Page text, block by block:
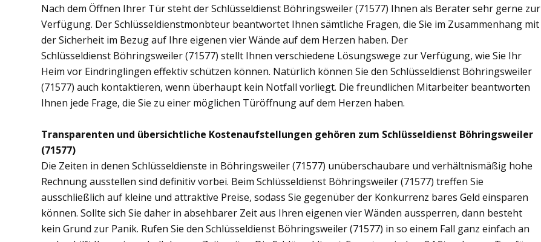
Nach dem Öffnen Ihrer Tür steht der Schlüsseldienst Böhringsweiler (71577) Ihnen als Berater sehr gerne zur
Verfügung. Der Schlüsseldienstmonbteur beantwortet Ihnen sämtliche Fragen, die Sie im Zusammenhang mit
der Sicherheit im Bezug auf Ihre eigenen vier Wände auf dem Herzen haben. Der
Schlüsseldienst Böhringsweiler (71577) stellt Ihnen verschiedene Lösungswege zur Verfügung, wie Sie Ihr
Heim vor Eindringlingen effektiv schützen können. Natürlich können Sie den Schlüsseldienst Böhringsweiler
(71577) auch kontaktieren, wenn überhaupt kein Notfall vorliegt. Die freundlichen Mitarbeiter beantworten
Ihnen jede Frage, die Sie zu einer möglichen Türöffnung auf dem Herzen haben.
Transparenten und übersichtliche Kostenaufstellungen gehören zum Schlüsseldienst Böhringsweiler
(71577)
Die Zeiten in denen Schlüsseldienste in Böhringsweiler (71577) unüberschaubare und verhältnismäßig hohe
Rechnung ausstellen sind definitiv vorbei. Beim Schlüsseldienst Böhringsweiler (71577) treffen Sie
ausschließlich auf kleine und attraktive Preise, sodass Sie gegenüber der Konkurrenz bares Geld einsparen
können. Sollte sich Sie daher in absehbarer Zeit aus Ihren eigenen vier Wänden aussperren, dann besteht
kein Grund zur Panik. Rufen Sie den Schlüsseldienst Böhringsweiler (71577) in so einem Fall ganz einfach an